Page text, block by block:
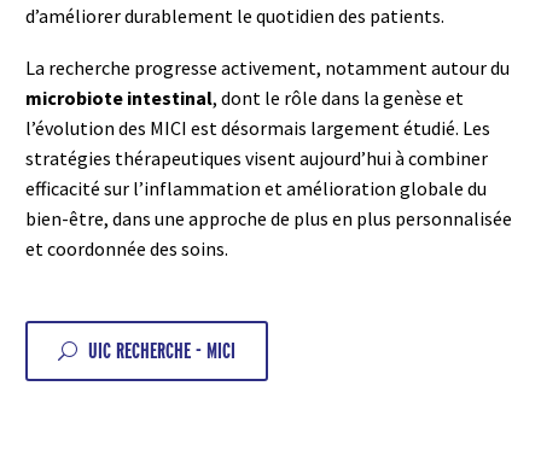
d’améliorer durablement le quotidien des patients.
La recherche progresse activement, notamment autour du
microbiote intestinal, dont le rôle dans la genèse et
l’évolution des MICI est désormais largement étudié. Les
stratégies thérapeutiques visent aujourd’hui à combiner
efficacité sur l’inflammation et amélioration globale du
bien-être, dans une approche de plus en plus personnalisée
et coordonnée des soins.
U UIC RECHERCHE - MICI